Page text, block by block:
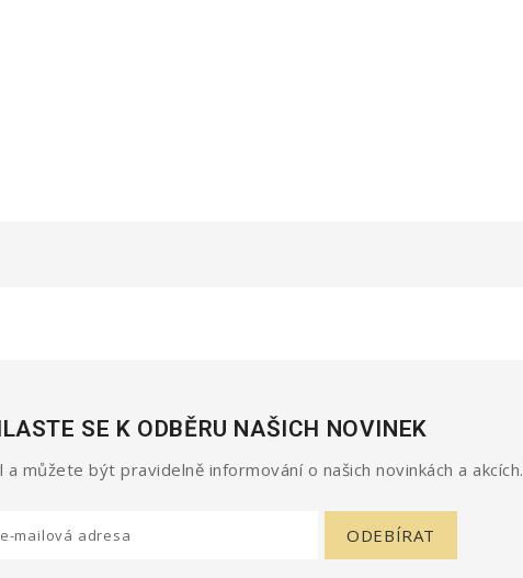
SE K ODBĚRU NAŠICH NOVINEK
můžete být pravidelně informování o našich novinkách a akcích.